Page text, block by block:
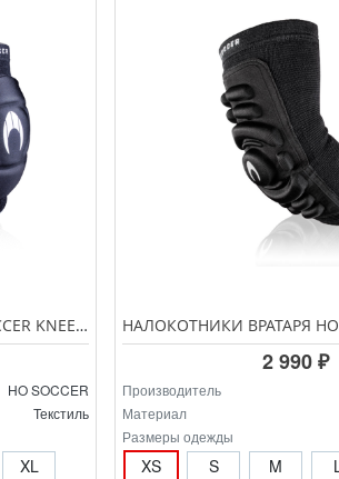
НАКОЛЕННИКИ ВРАТАРЯ HO SOCCER KNEE PAD COVENANT 6041
HO SOCCER
Текстиль
XL
2 990 ₽
Производитель
Материал
Размеры одежды
XS S M